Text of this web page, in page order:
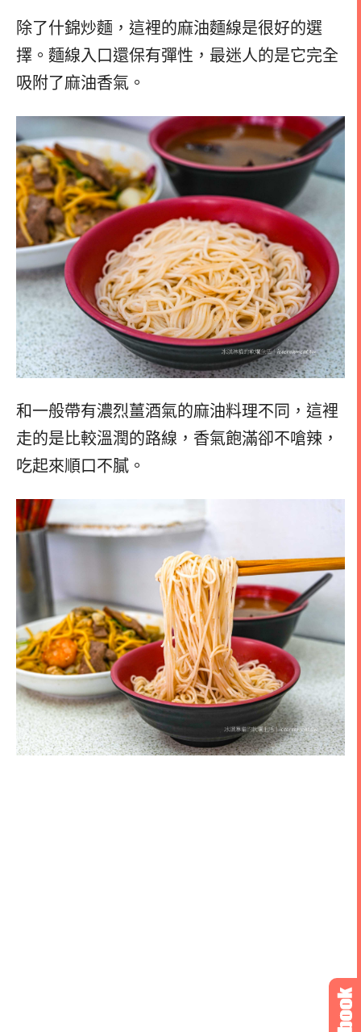
除了什錦炒麵，這裡的麻油麵線是很好的選
擇。麵線入口還保有彈性，最迷人的是它完全
吸附了麻油香氣。
和一般帶有濃烈薑酒氣的麻油料理不同，這裡
走的是比較溫潤的路線，香氣飽滿卻不嗆辣，
吃起來順口不膩。